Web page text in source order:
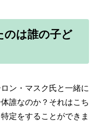
のは誰の子ど
ン・マスク氏と一緒に
誰なのか？それはこち
定をすることができま